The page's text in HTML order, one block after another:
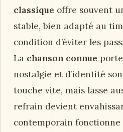
classique offre souvent
stable, bien adapté au
condition d’éviter les
La chanson connue
nostalgie et d’identité
touche vite, mais lasse
refrain devient
contemporain fonctionne